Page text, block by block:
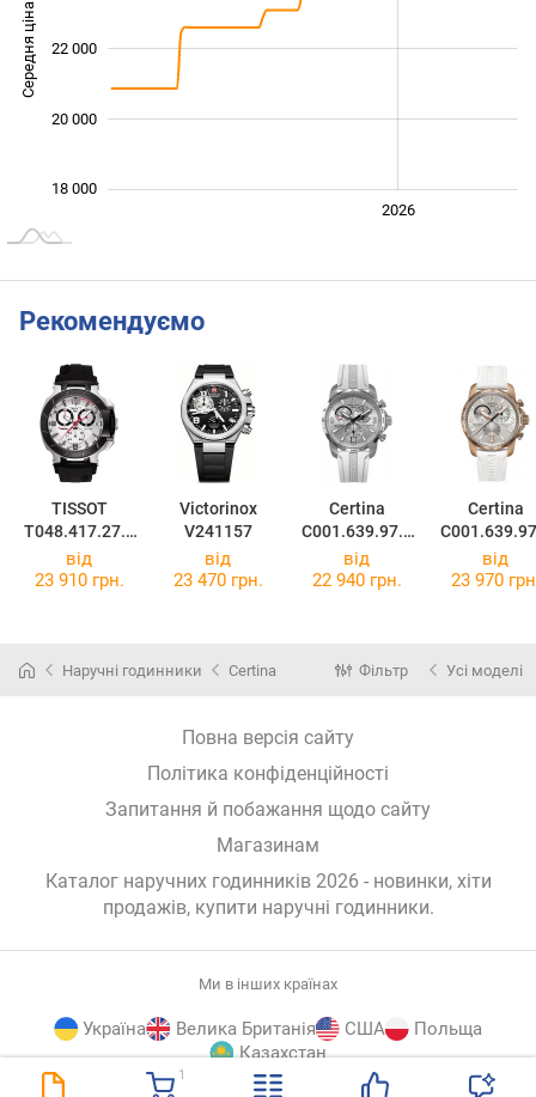
1
Середня ціна 18 000
18 000
20 000
22 000
2026
Рекомендуємо
TISSOT
T048.417.27.0
37.00
Victorinox
V241157
Certina
C001.639.97.0
37.00
Certina
37.01
від
23 910 грн.
від
23 470 грн.
від
22 940 грн.
від
23 970
Наручні годинники Certina Фільтр Усі моделі
Повна версія сайту
Політика конфіденційності
Запитання й побажання щодо сайту
Магазинам
Каталог наручних годинників 2026 - новинки, хіти
продажів, купити наручні годинники.
Ми в інших країнах
Україна Велика Британія США
Польща
Казахстан